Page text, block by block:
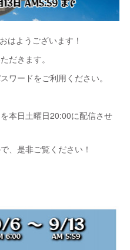
はようございます！
だきます。
ワードをご利用ください。
本日土曜日20:00に配信させ
、是非ご覧ください！